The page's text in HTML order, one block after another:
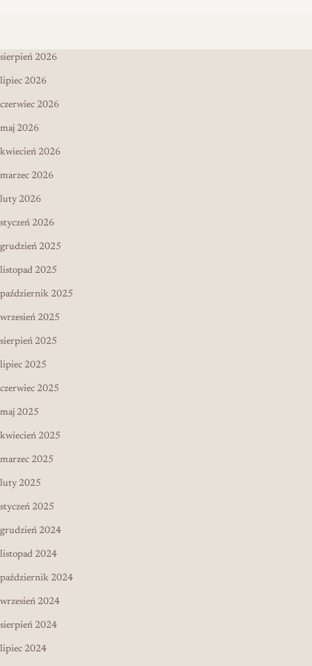
sierpień 2026
lipiec 2026
czerwiec 2026
maj 2026
kwiecień 2026
marzec 2026
luty 2026
styczeń 2026
grudzień 2025
listopad 2025
październik 2025
wrzesień 2025
sierpień 2025
lipiec 2025
czerwiec 2025
maj 2025
kwiecień 2025
marzec 2025
luty 2025
styczeń 2025
grudzień 2024
listopad 2024
październik 2024
wrzesień 2024
sierpień 2024
lipiec 2024